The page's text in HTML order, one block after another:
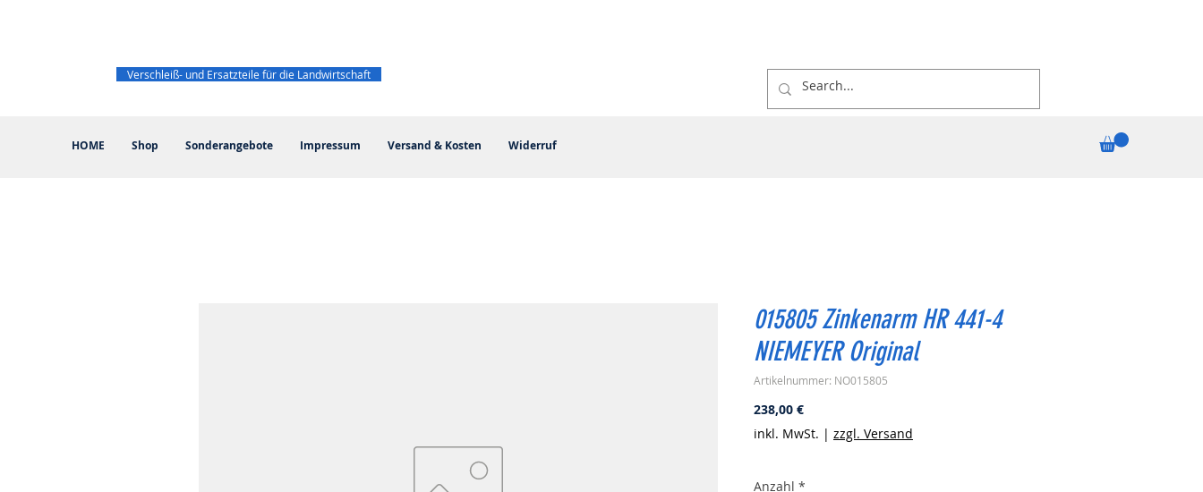
HOME Shop Sonderangebote Impressum Versand & Kosten Widerruf
Verschleiß- und Ersatzteile für die Landwirtschaft
015805 Zinkenarm HR 441-4
NIEMEYER Original
Artikelnummer: NO015805
238,00 €Preis
inkl. MwSt. | zzgl. Versand
Anzahl *